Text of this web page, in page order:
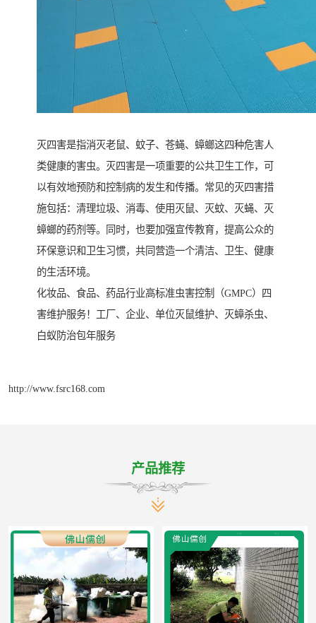
灭四害是指消灭老鼠、蚊子、苍蝇、蟑螂这四种危害人
类健康的害虫。灭四害是一项重要的公共卫生工作，可
以有效地预防和控制病的发生和传播。常见的灭四害措
施包括：清理垃圾、消毒、使用灭鼠、灭蚊、灭蝇、灭
蟑螂的药剂等。同时，也要加强宣传教育，提高公众的
环保意识和卫生习惯，共同营造一个清洁、卫生、健康
的生活环境。
化妆品、食品、药品行业高标准虫害控制（GMPC）四
害维护服务！工厂、企业、单位灭鼠维护、灭蟑杀虫、
白蚁防治包年服务
http://www.fsrc168.com
产品推荐